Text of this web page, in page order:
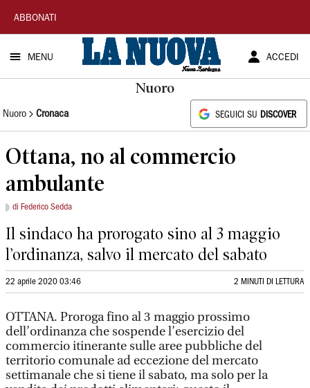
La
Nuova
Sardegna
ABBONATI
MENU ACCEDI
Nuoro
Nuoro Cronaca SEGUICI SU DISCOVER
Ottana, no al commercio
ambulante
di Federico Sedda
Il sindaco ha prorogato sino al 3 maggio
l’ordinanza, salvo il mercato del sabato
22 aprile 2020 03:46 2 MINUTI DI LETTURA
OTTANA. Proroga fino al 3 maggio prossimo
dell’ordinanza che sospende l’esercizio del
commercio itinerante sulle aree pubbliche del
territorio comunale ad eccezione del mercato
settimanale che si tiene il sabato, ma solo per la